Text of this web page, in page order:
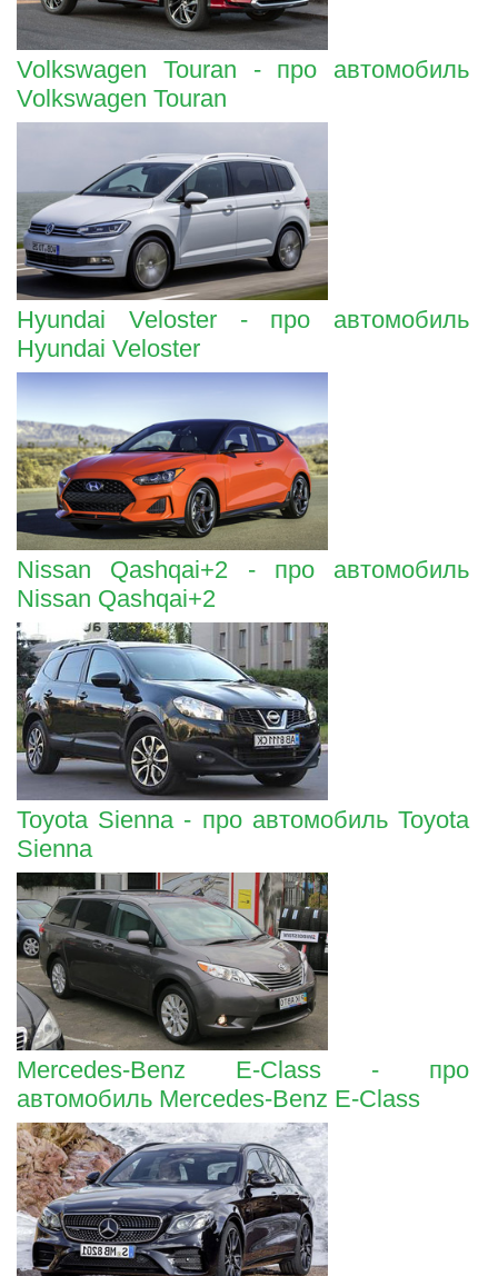
Volkswagen Touran - про автомобиль
Volkswagen Touran
Hyundai Veloster - про автомобиль
Hyundai Veloster
Nissan Qashqai+2 - про автомобиль
Nissan Qashqai+2
Toyota Sienna - про автомобиль Toyota
Sienna
Mercedes-Benz E-Class - про
автомобиль Mercedes-Benz E-Class